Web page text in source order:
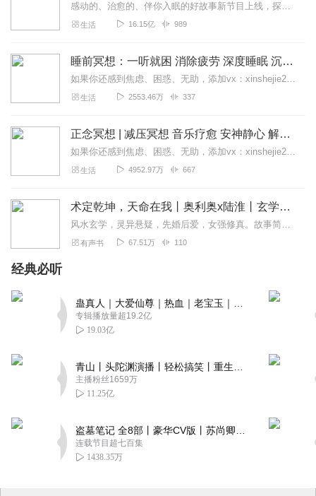
感动的、治愈的、伴你入眠的好故事新节目上线，探索现实世界的无尽魅力，追求对生活的真实记录《听见人间真相》（点击名称，直达专辑）网易人间故事集持续更新中，邀您关注...
生活 16.15亿 989
睡前冥想：一听就困 消除疲劳 深度睡眠 沉浸体验
如果你还感到焦虑、困惑、无助，添加vx：xinshejie2018、vx公众号：宣萱心伴，与主播宣萱开启心灵交流之旅，共建温暖的精神家园！如果你喜欢我的内容，请...
生活 2553.46万 337
正念冥想 | 减压冥想 音乐疗愈 安神静心 解郁降噪
如果你还感到焦虑、困惑、无助，添加vx：xinshejie2018、vx公众号：宣萱心伴，与主播宣萱开启心灵交流之旅，共建温暖的精神家园！如果你喜欢我的内容，请...
生活 4952.97万 667
术定乾坤，天命在我丨奥利奥x陆淮丨玄学灵异悬疑风水丨陆逢时丨多人有声剧
风水玄学，灵异悬疑，先婚后爱，女强修真。故事简介：现代顶级风水师穿越北宋，睁眼就是地狱开局——被姘头谋财害命，原主留下的烂摊子臭名昭著，冷面夫君厌她入骨。陆逢时...
有声书 67.51万 110
经典必听
专辑播放量超19.2亿
19.03亿
主播粉丝1659万
11.25亿
连载节目超七百集
1438.35万